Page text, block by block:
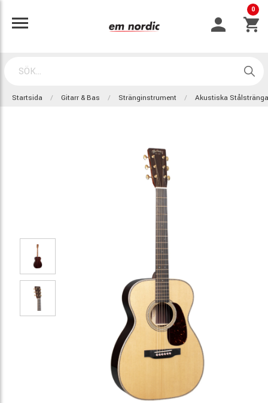
0
Startsida Gitarr & Bas Stränginstrument Akustiska